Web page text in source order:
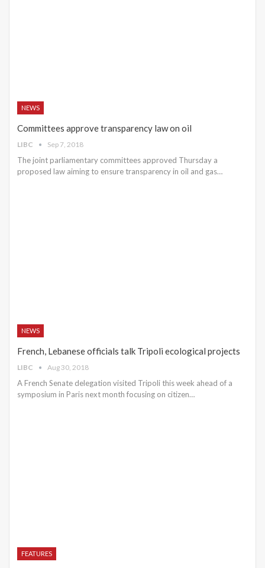
NEWS
Committees approve transparency law on oil
LIBC Sep 7, 2018
The joint parliamentary committees approved Thursday a
proposed law aiming to ensure transparency in oil and gas…
NEWS
French, Lebanese officials talk Tripoli ecological projects
LIBC Aug 30, 2018
A French Senate delegation visited Tripoli this week ahead of a
symposium in Paris next month focusing on citizen…
FEATURES